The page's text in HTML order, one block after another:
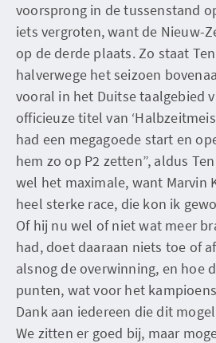
voorsprong in de tussenstand
iets vergroten, want de Nieuw-
op de derde plaats. Zo staat
halverwege het seizoen
vooral in het Duitse taalgebied
officieuze titel van
had een megagoede start en
hem zo op P2 zetten”, aldus
wel het maximale, want Marvin
heel sterke race, die kon ik
Of hij nu wel of niet wat meer
had, doet daaraan niets toe of
alsnog de overwinning, en hoe
punten, wat voor het
Dank aan iedereen die dit
We zitten er goed bij, maar